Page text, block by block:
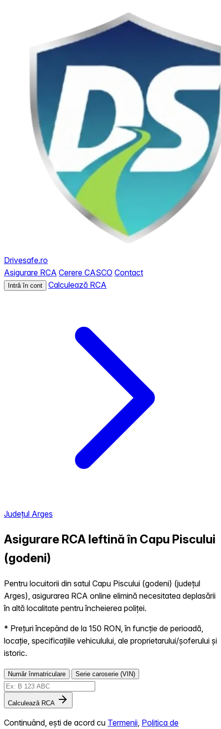
Drivesafe.ro
Asigurare RCA Cerere CASCO Contact
Intră în cont Calculează RCA
Județul Arges
Asigurare RCA Ieftină în Capu Piscului
(godeni)
Pentru locuitorii din satul Capu Piscului (godeni) (județul
Arges), asigurarea RCA online elimină necesitatea deplasării
în altă localitate pentru încheierea poliței.
* Prețuri începând de la 150 RON, în funcție de perioadă,
locație, specificațiile vehiculului, ale proprietarului/șoferului și
istoric.
Număr înmatriculare Serie caroserie (VIN)
Calculează RCA
Continuând, ești de acord cu Termenii Politica de